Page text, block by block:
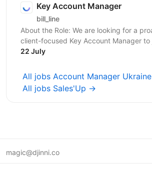
Key Account Manager
bill_line
About the Role: We are looking for a
client-focused Key Account Manager
processing team. You will be the primary
22 July
All jobs Account Manager
All jobs Sales'Up →
magic@djinni.co